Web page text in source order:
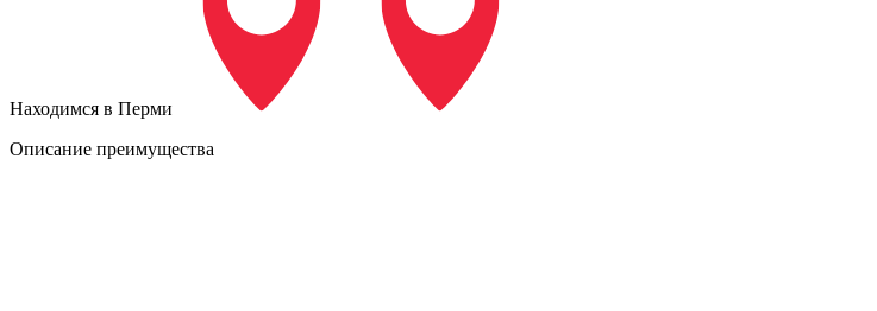
Находимся в Перми
Описание преимущества